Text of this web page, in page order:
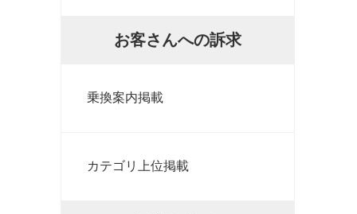
お客さんへの訴求
乗換案内掲載
カテゴリ上位掲載